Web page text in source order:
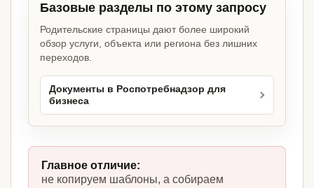
Базовые разделы по этому запросу
Родительские страницы дают более широкий
обзор услуги, объекта или региона без лишних
переходов.
Документы в Роспотребнадзор для
бизнеса
Главное отличие:
не копируем шаблоны, а собираем